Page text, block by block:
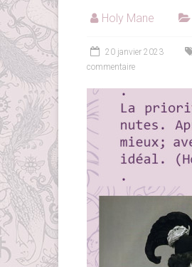
Holy Mane
20 janvier 2023
commentaire